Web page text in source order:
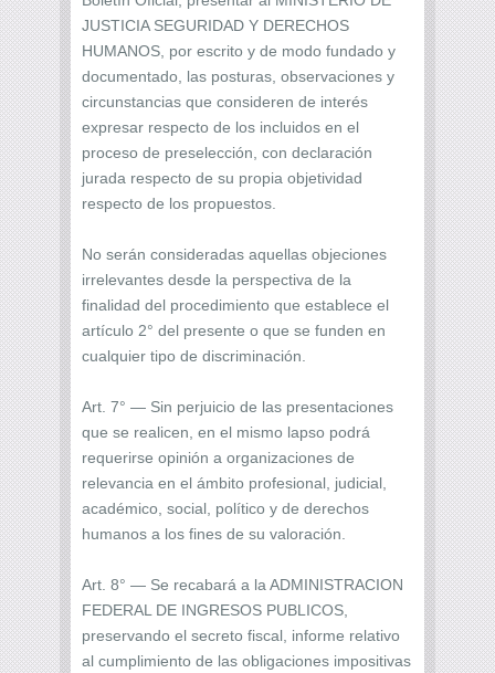
JUSTICIA SEGURIDAD Y DERECHOS
HUMANOS, por escrito y de modo fundado y
documentado, las posturas, observaciones y
circunstancias que consideren de interés
expresar respecto de los incluidos en el
proceso de preselección, con declaración
jurada respecto de su propia objetividad
respecto de los propuestos.
No serán consideradas aquellas objeciones
irrelevantes desde la perspectiva de la
finalidad del procedimiento que establece el
artículo 2° del presente o que se funden en
cualquier tipo de discriminación.
Art. 7° — Sin perjuicio de las presentaciones
que se realicen, en el mismo lapso podrá
requerirse opinión a organizaciones de
relevancia en el ámbito profesional, judicial,
académico, social, político y de derechos
humanos a los fines de su valoración.
Art. 8° — Se recabará a la ADMINISTRACION
FEDERAL DE INGRESOS PUBLICOS,
preservando el secreto fiscal, informe relativo
al cumplimiento de las obligaciones impositivas